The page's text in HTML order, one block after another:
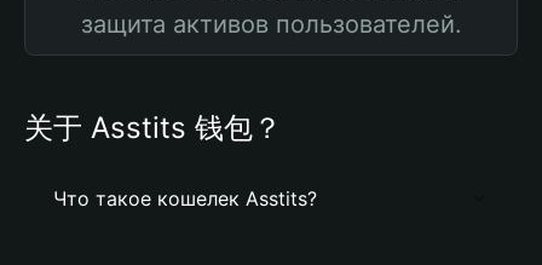
защита активов пользователей.
关于 Asstits 钱包？
Что такое кошелек Asstits?